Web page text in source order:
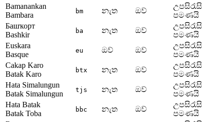
Bamanankan
Bambara
bm නැත ඔව්
උපසිරැසි
පමණයි
Башҡорт
Bashkir
ba නැත ඔව්
උපසිරැසි
පමණයි
Euskara
Basque
eu ඔව් ඔව්
උපසිරැසි
පමණයි
Cakap Karo
Batak Karo
btx නැත ඔව්
උපසිරැසි
පමණයි
Hata Simalungun
Batak Simalungun
tjs නැත ඔව්
උපසිරැසි
පමණයි
Hata Batak
Batak Toba
bbc නැත ඔව්
උපසිරැසි
පමණයි